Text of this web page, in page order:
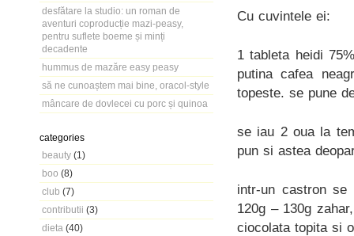
desfătare la studio: un roman de
aventuri coproducție mazi-peasy,
pentru suflete boeme și minți
decadente
hummus de mazăre easy peasy
să ne cunoaștem mai bine, oracol-style
mâncare de dovlecei cu porc și quinoa
categories
beauty (1)
boo (8)
club (7)
contributii (3)
dieta (40)
Cu cuvintele ei:
1 tableta heidi
putina cafea
topeste. se pune
se iau 2 oua la
pun si astea
intr-un castron
120g – 130g
ciocolata topita si